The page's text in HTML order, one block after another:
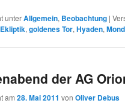
unterAllgemein, Beobachtung |
Ekliptik,goldenes Tor,Hyaden,Mond
der AG
am28. Mai 2011 vonOliver Debus